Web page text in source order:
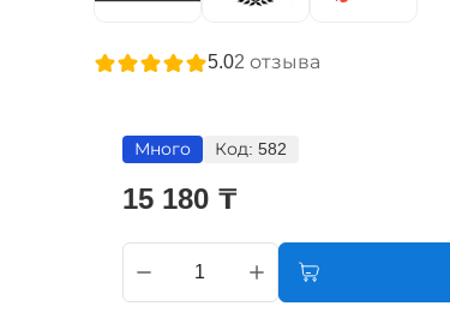
5.02 отзыва
Много Код: 582
15 180 ₸